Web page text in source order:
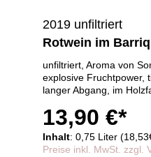
2019 unfiltriert
Rotwein im
unfiltriert, Aroma von
explosive Fruchtpower,
langer Abgang, im
13,90 €*
Inhalt: 0,75 Liter
Preise inkl. MwSt. zzgl.